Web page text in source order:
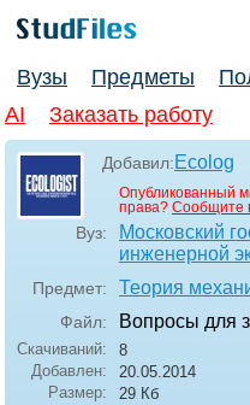
Вузы Предметы
AI
Заказать работу
Добавил:Ecolog
Опубликованный
права? Сообщите
Вуз:
Московский
инженерной
Предмет: Теория
Файл: Вопросы для
Скачиваний:
8
Добавлен:
20.05.2014
Размер:
29 Кб